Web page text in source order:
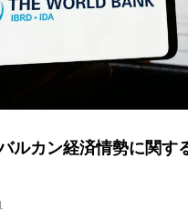
ルカン経済情勢に関す